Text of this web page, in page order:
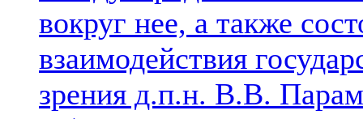
вокруг нее, а также
взаимодействия
зрения д.п.н. В.В.